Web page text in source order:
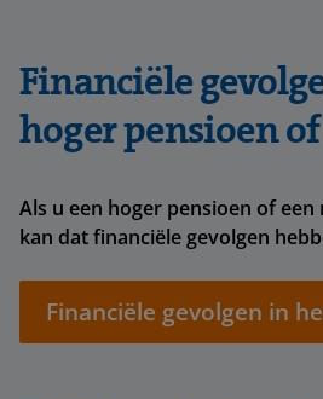
Financiële
hoger pensioen
Als u een hoger pensioen of
kan dat financiële gevolgen
Financiële gevolgen in